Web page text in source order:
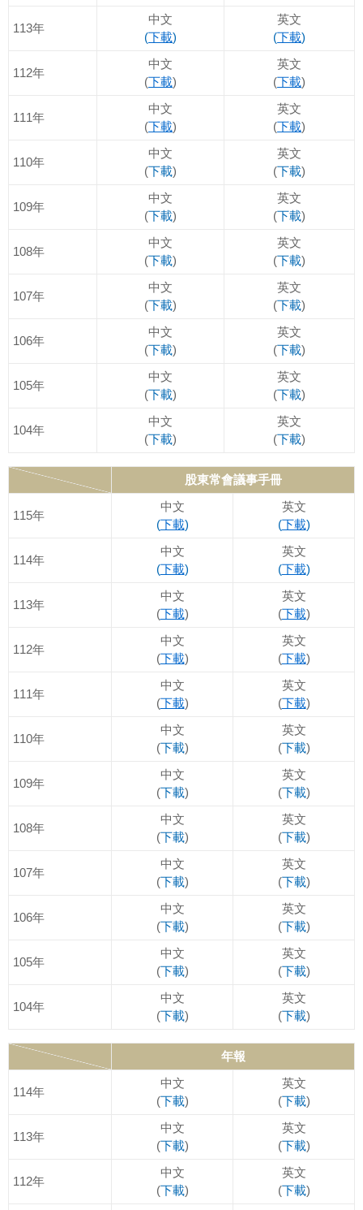
113年
中文
(下載)
英文
(下載)
112年
中文
(下載)
英文
(下載)
111年
中文
(下載)
英文
(下載)
110年
中文
(下載)
英文
(下載)
109年
中文
(下載)
英文
(下載)
108年
中文
(下載)
英文
(下載)
107年
中文
(下載)
英文
(下載)
106年
中文
(下載)
英文
(下載)
105年
中文
(下載)
英文
(下載)
104年
中文
(下載)
英文
(下載)
股東常會議事手冊
115年
中文
(下載)
英文
(下載)
114年
中文
(下載)
英文
(下載)
113年
中文
(下載)
英文
(下載)
112年
中文
(下載)
英文
(下載)
111年
中文
(下載)
英文
(下載)
110年
中文
(下載)
英文
(下載)
109年
中文
(下載)
英文
(下載)
108年
中文
(下載)
英文
(下載)
107年
中文
(下載)
英文
(下載)
106年
中文
(下載)
英文
(下載)
105年
中文
(下載)
英文
(下載)
104年
中文
(下載)
英文
(下載)
年報
114年
中文
(下載)
英文
(下載)
113年
中文
(下載)
英文
(下載)
112年
中文
(下載)
英文
(下載)